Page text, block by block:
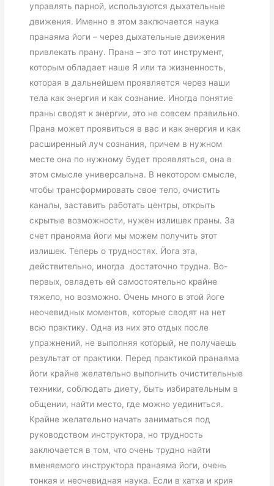
управлять парной, используются дыхательные
движения. Именно в этом заключается наука
пранаяма йоги – через дыхательные движения
привлекать прану. Прана – это тот инструмент,
которым обладает наше Я или та жизненность,
которая в дальнейшем проявляется через наши
тела как энергия и как сознание. Иногда понятие
праны сводят к энергии, это не совсем правильно.
Прана может проявиться в вас и как энергия и как
расширенный луч сознания, причем в нужном
месте она по нужному будет проявляться, она в
этом смысле универсальна. В некотором смысле,
чтобы трансформировать свое тело, очистить
каналы, заставить работать центры, открыть
скрытые возможности, нужен излишек праны. За
счет пранояма йоги мы можем получить этот
излишек. Теперь о трудностях. Йога эта,
действительно, иногда достаточно трудна. Во-
первых, овладеть ей самостоятельно крайне
тяжело, но возможно. Очень много в этой йоге
неочевидных моментов, которые сводят на нет
всю практику. Одна из них это отдых после
упражнений, не выполняя который, не получаешь
результат от практики. Перед практикой пранаяма
йоги крайне желательно выполнить очистительные
техники, соблюдать диету, быть избирательным в
общении, найти место, где можно уединиться.
Крайне желательно начать заниматься под
руководством инструктора, но трудность
заключается в том, что очень трудно найти
вменяемого инструктора пранаяма йоги, очень
тонкая и неочевидная наука. Если в хатха и крия